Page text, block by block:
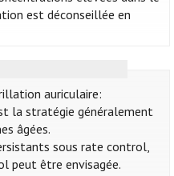
est déconseillée en
auriculaire:
la stratégie généralement
âgées.
sous rate control,
peut être envisagée.